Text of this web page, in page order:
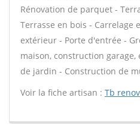
Rénovation de parquet -
Terrasse en bois - Carrelage
extérieur - Porte d'entrée -
maison, construction garage,
de jardin - Construction de
Voir la fiche artisan : Tb renov